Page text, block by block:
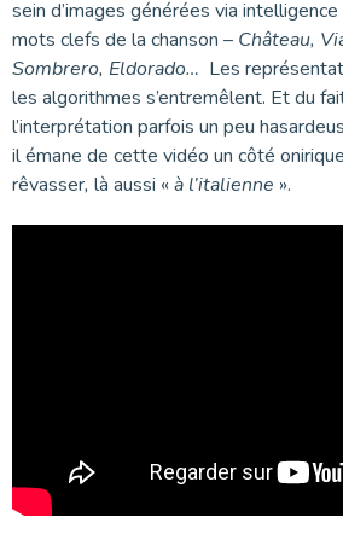
sein d’images générées via
mots clefs de la chanson – Château,
Sombrero, Eldorado… Les
les algorithmes s’entremêlent. Et du
l’interprétation parfois un peu
il émane de cette vidéo un côté
rêvasser, là aussi « à l’italienne ».